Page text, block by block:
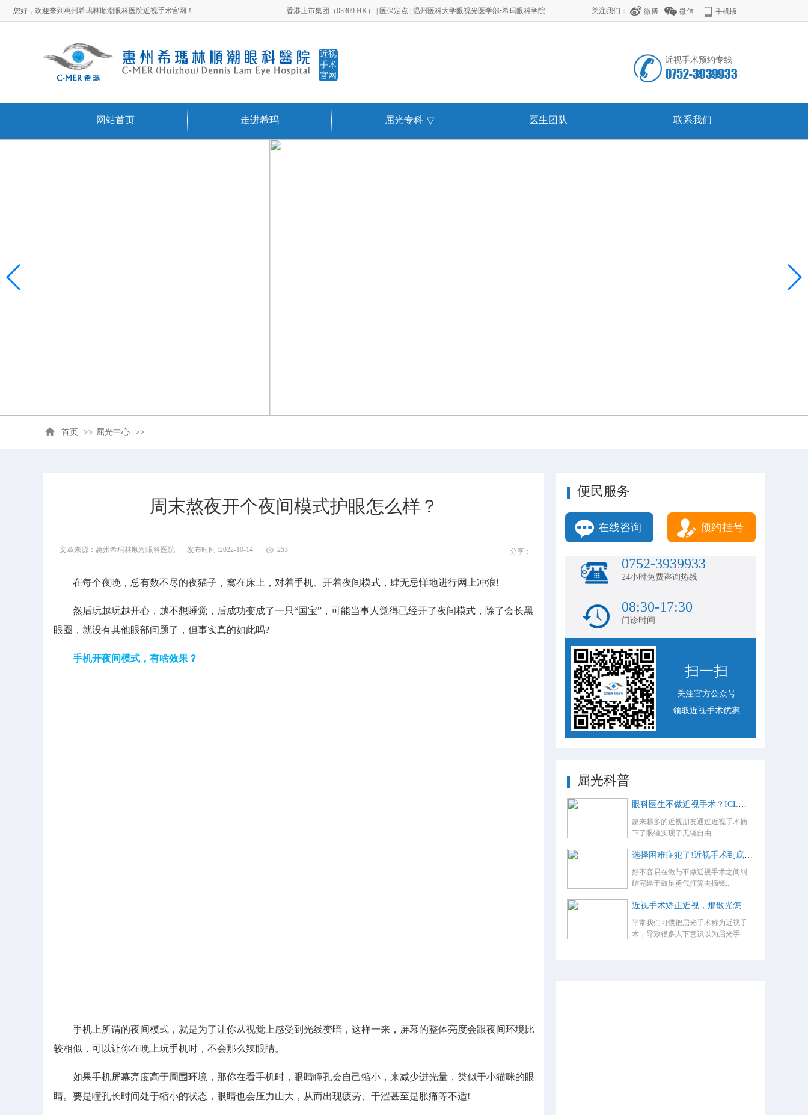
您好，欢迎来到惠州希玛林顺潮眼科医院近视手术官网！ 香港上市集团（03309.HK） | 医保定点 | 温州医科大学眼视光医学部•希玛眼科学院 关注我们： 微博 微信 手机版
近视
手术
官网
近视手术预约专线
网站首页 走进希玛 屈光专科 ▽ 医生团队 联系我们
首页 >> 屈光中心 >>
周末熬夜开个夜间模式护眼怎么样？
文章来源：惠州希玛林顺潮眼科医院 发布时间 :2022-10-14 253 分享：
在每个夜晚，总有数不尽的夜猫子，窝在床上，对着手机、开着夜间模式，肆无忌惮地进行网上冲浪!
然后玩越玩越开心，越不想睡觉，后成功变成了一只“国宝”，可能当事人觉得已经开了夜间模式，除了会长黑
眼圈，就没有其他眼部问题了，但事实真的如此吗?
手机开夜间模式，有啥效果？
手机上所谓的夜间模式，就是为了让你从视觉上感受到光线变暗，这样一来，屏幕的整体亮度会跟夜间环境比
较相似，可以让你在晚上玩手机时，不会那么辣眼睛。
如果手机屏幕亮度高于周围环境，那你在看手机时，眼睛瞳孔会自己缩小，来减少进光量，类似于小猫咪的眼
睛。要是瞳孔长时间处于缩小的状态，眼睛也会压力山大，从而出现疲劳、干涩甚至是胀痛等不适!
便民服务
在线咨询 预约挂号
0752-3939933
24小时免费咨询热线
08:30-17:30
门诊时间
扫一扫
关注官方公众号
领取近视手术优惠
屈光科普
眼科医生不做近视手术？ICL比激光手术好？这些近视手术谣言，别再信了！
越来越多的近视朋友通过近视手术摘
下了眼镜实现了无镜自由...
选择困难症犯了!近视手术到底怎么选？
好不容易在做与不做近视手术之间纠
结完终于鼓足勇气打算去摘镜...
近视手术矫正近视，那散光怎么办，术后还要戴眼镜吗？
平常我们习惯把屈光手术称为近视手
术，导致很多人下意识以为屈光手术